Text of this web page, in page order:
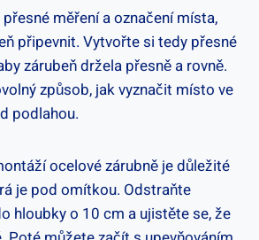
měření a označení místa,
připevnit. Vytvořte si tedy přesné
zárubeň držela přesně a rovně.
způsob, jak vyznačit místo ve
podlahou.
ocelové zárubně je důležité
je pod omítkou. Odstraňte
hloubky o 10 cm a ujistěte se, že